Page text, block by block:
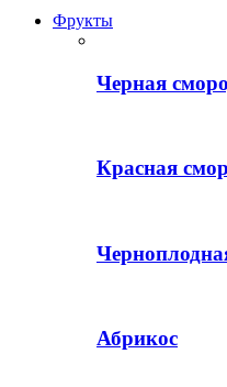
Фрукты
Черная
Красная
Абрикос